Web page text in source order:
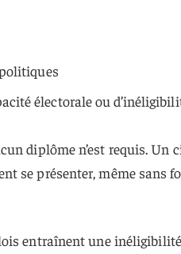
électorale ou
diplôme n’est requis. Un
se présenter, même sans
entraînent une